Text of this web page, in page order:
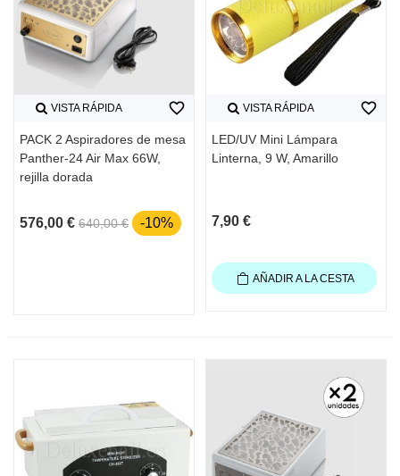
VISTA RÁPIDA
PACK 2 Aspiradores de mesa
Panther-24 Air Max 66W,
rejilla dorada
576,00 € 640,00 € -10%
favorite_border VISTA RÁPIDA
LED/UV Mini Lámpara
Linterna, 9 W, Amarillo
7,90 €
favorite_border
AÑADIR A LA CESTA